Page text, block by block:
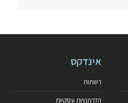
אינדקס
רשתות
הזדמנויות עסקיות